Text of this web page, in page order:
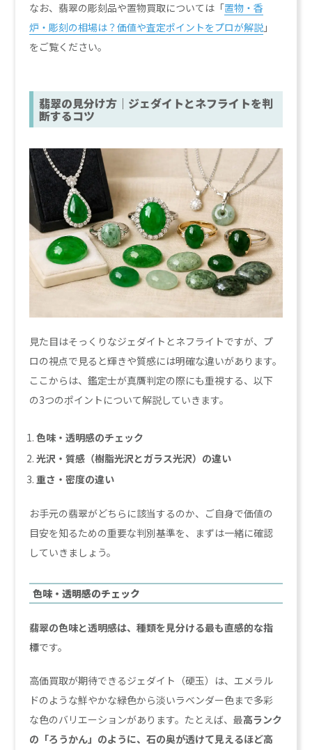
なお、翡翠の彫刻品や置物買取については「置物・香
炉・彫刻の相場は？価値や査定ポイントをプロが解説 」
をご覧ください。
翡翠の見分け方｜ジェダイトとネフライトを判
断するコツ
見た目はそっくりなジェダイトとネフライトですが、プ
ロの視点で見ると輝きや質感には明確な違いがあります。
ここからは、鑑定士が真贋判定の際にも重視する、以下
の3つのポイントについて解説していきます。
色味・透明感のチェック
光沢・質感（樹脂光沢とガラス光沢）の違い
重さ・密度の違い
お手元の翡翠がどちらに該当するのか、ご自身で価値の
目安を知るための重要な判別基準を、まずは一緒に確認
していきましょう。
色味・透明感のチェック
翡翠の色味と透明感は、種類を見分ける最も直感的な指
標です。
高価買取が期待できるジェダイト（硬玉）は、エメラル
ドのような鮮やかな緑色から淡いラベンダー色まで多彩
な色のバリエーションがあります。たとえば、最高ランク
の「ろうかん」のように、石の奥が透けて見えるほど高